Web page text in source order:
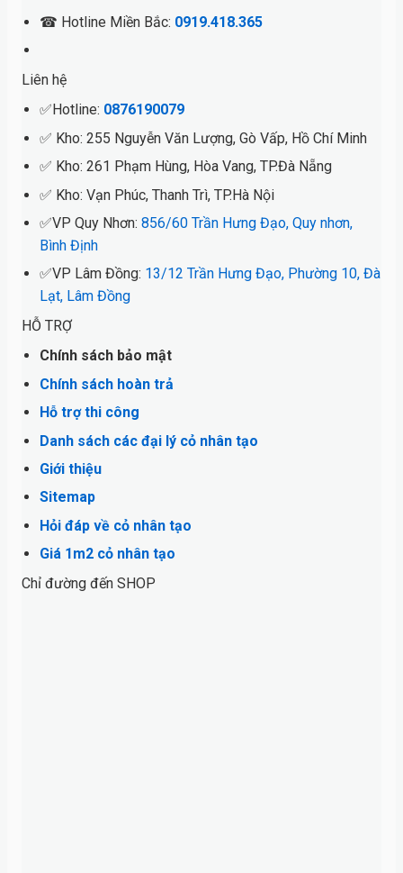
☎ Hotline Miền Bắc: 0919.418.365
Liên hệ
✅Hotline: 0876190079
✅ Kho: 255 Nguyễn Văn Lượng, Gò Vấp, Hồ Chí Minh
✅ Kho: 261 Phạm Hùng, Hòa Vang, TP.Đà Nẵng
✅ Kho: Vạn Phúc, Thanh Trì, TP.Hà Nội
✅VP Quy Nhơn: 856/60 Trần Hưng Đạo, Quy nhơn,
Bình Định
✅VP Lâm Đồng: 13/12 Trần Hưng Đạo, Phường 10, Đà
Lạt, Lâm Đồng
HỖ TRỢ
Chính sách bảo mật
Chính sách hoàn trả
Hỗ trợ thi công
Danh sách các đại lý cỏ nhân tạo
Giới thiệu
Sitemap
Hỏi đáp về cỏ nhân tạo
Giá 1m2 cỏ nhân tạo
Chỉ đường đến SHOP